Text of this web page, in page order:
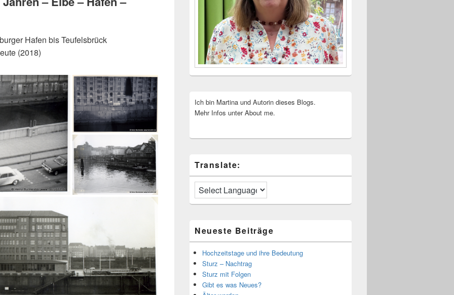
Hafen bis Teufelsbrück
(2018)
Ich bin Martina und Autorin dieses Blogs.
Mehr Infos unter About me.
Translate:
Neueste Beiträge
Hochzeitstage und ihre Bedeutung
Sturz – Nachtrag
Sturz mit Folgen
Gibt es was Neues?